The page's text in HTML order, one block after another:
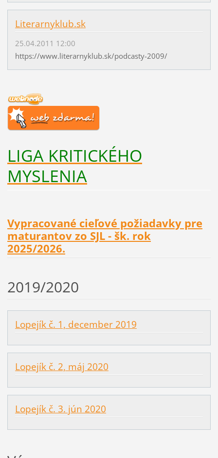
Literarnyklub.sk
25.04.2011 12:00
https://www.literarnyklub.sk/podcasty-2009/
LIGA KRITICKÉHO
MYSLENIA
Vypracované cieľové požiadavky pre
maturantov zo SJL - šk. rok
2025/2026.
2019/2020
Lopejík č. 1, december 2019
Lopejík č. 2, máj 2020
Lopejík č. 3. jún 2020